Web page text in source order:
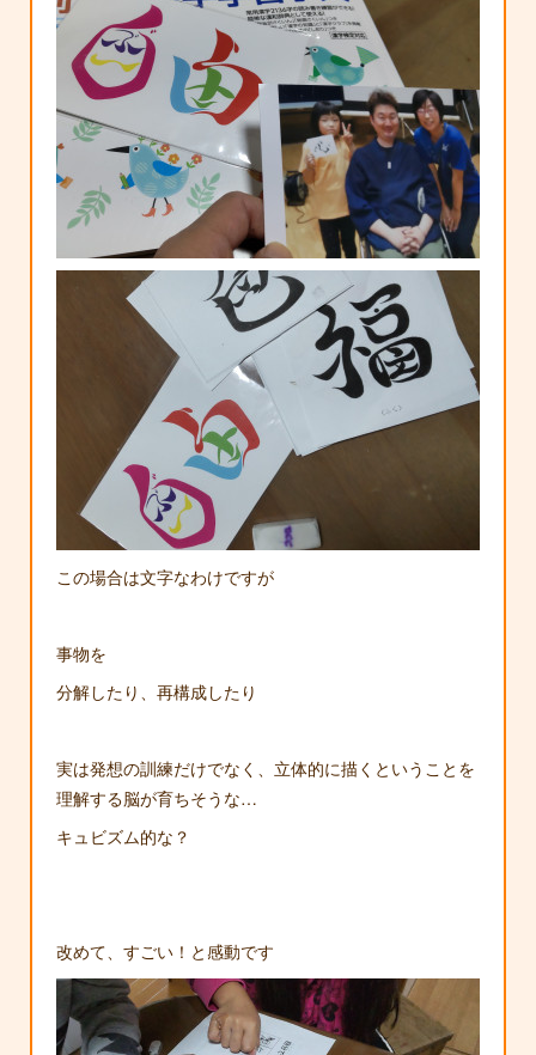
この場合は文字なわけですが
事物を
分解したり、再構成したり
実は発想の訓練だけでなく、立体的に描くということを
理解する脳が育ちそうな…
キュビズム的な？
改めて、すごい！と感動です